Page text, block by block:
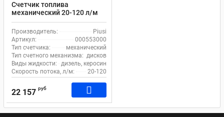
Счетчик топлива
механический 20-120 л/м
1% Piusi K33 000553000
Производитель:
Piusi
Артикул:
000553000
Тип счетчика:
механический
Тип счетного механизма: дисковой
Виды жидкости:
дизель, керосин
Скорость потока, л/м:
20-120
22 157 руб